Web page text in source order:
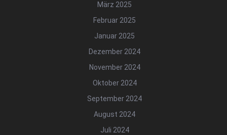
März 2025
Februar 2025
Januar 2025
Dezember 2024
November 2024
Oktober 2024
September 2024
August 2024
Juli 2024